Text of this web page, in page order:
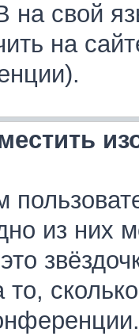
на свой
на
из них